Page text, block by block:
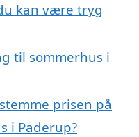
kan være tryg
til sommerhus i
prisen på
i Paderup?